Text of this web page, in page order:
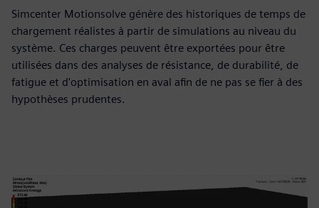
Simcenter Motionsolve génère des historiques de temps de
chargement réalistes à partir de simulations au niveau du
système. Ces charges peuvent être exportées pour être
utilisées dans des analyses de résistance, de durabilité, de
fatigue et d'optimisation en aval afin de ne pas se fier à des
hypothèses prudentes.